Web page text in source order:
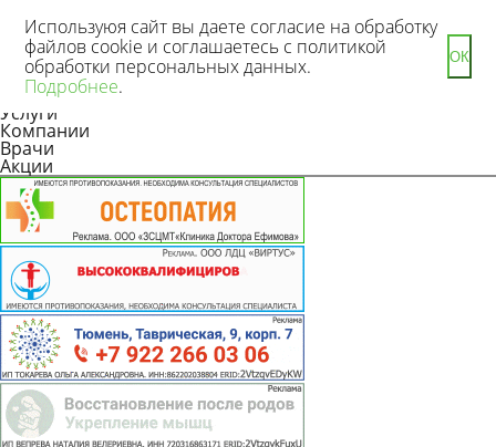
Новости
Статьи
Услуги
Компании
Врачи
Акции
Используюя сайт вы даете согласие на обработку
файлов cookie и соглашаетесь с политикой
обработки персональных данных.
Подробнее.
ОК